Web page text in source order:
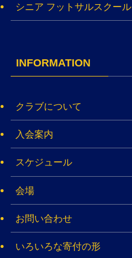
シニア フットサルスクール
INFORMATION
クラブについて
入会案内
スケジュール
会場
お問い合わせ
いろいろな寄付の形